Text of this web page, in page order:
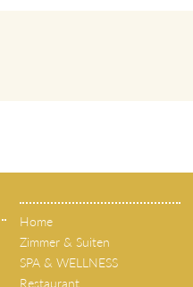
Home
Zimmer & Suiten
SPA & WELLNESS
Restaurant